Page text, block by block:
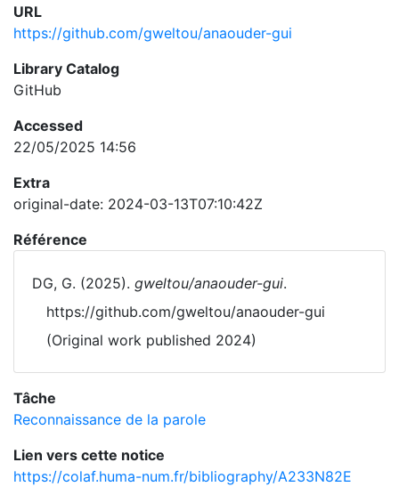
URL
https://github.com/gweltou/anaouder-gui
Library Catalog
GitHub
Accessed
22/05/2025 14:56
Extra
original-date: 2024-03-13T07:10:42Z
Référence
DG, G. (2025). gweltou/anaouder-gui.
https://github.com/gweltou/anaouder-gui
(Original work published 2024)
Tâche
Reconnaissance de la parole
Lien vers cette notice
https://colaf.huma-num.fr/bibliography/A233N82E